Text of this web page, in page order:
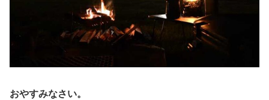
おやすみなさい。